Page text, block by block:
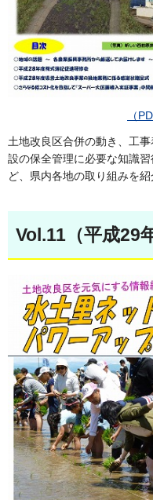
（
土地改良区合併の動き、工
設の保全管理に必要な知識
ど、県内各地の取り組みを紹
Vol.11（平成29